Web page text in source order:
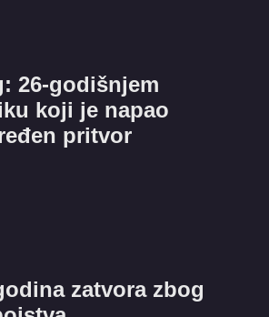
26-godišnjem
koji je napao
pritvor
zatvora zbog